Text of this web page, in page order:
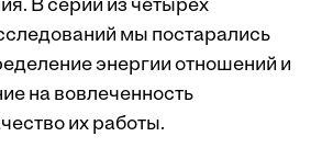
В серии из четырех
мы постарались
энергии отношений и
на вовлеченность
их работы.